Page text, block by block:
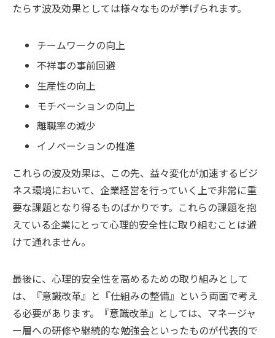
たらす波及効果としては様々なものが挙げられます。
チームワークの向上
不祥事の事前回避
生産性の向上
モチベーションの向上
離職率の減少
イノベーションの推進
これらの波及効果は、この先、益々変化が加速するビジ
ネス環境において、企業経営を行っていく上で非常に重
要な課題となり得るものばかりです。これらの課題を抱
えている企業にとって心理的安全性に取り組むことは避
けて通れません。
最後に、心理的安全性を高めるための取り組みとして
は、『意識改革』と『仕組みの整備』という両面で考え
る必要があります。『意識改革』としては、マネージャ
ー層への研修や継続的な勉強会といったものが代表的で